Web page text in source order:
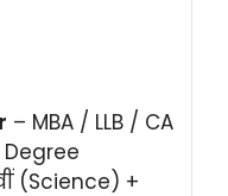
– MBA / LLB / CA
(Science) +